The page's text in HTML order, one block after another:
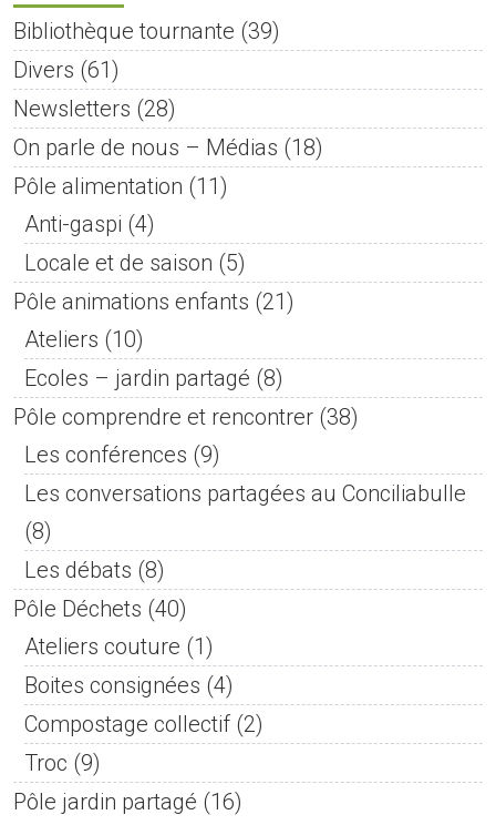
Bibliothèque tournante (39)
Divers (61)
Newsletters (28)
On parle de nous – Médias (18)
Pôle alimentation (11)
Anti-gaspi (4)
Locale et de saison (5)
Pôle animations enfants (21)
Ateliers (10)
Ecoles – jardin partagé (8)
Pôle comprendre et rencontrer (38)
Les conférences (9)
Les conversations partagées au Conciliabulle
(8)
Les débats (8)
Pôle Déchets (40)
Ateliers couture (1)
Boites consignées (4)
Compostage collectif(2)
Troc (9)
Pôle jardin partagé (16)